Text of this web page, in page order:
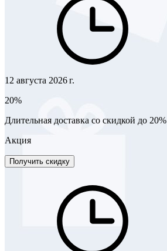
12 августа 2026 г.
20%
Длительная доставка со скидкой до 20%
Акция
Получить скидку